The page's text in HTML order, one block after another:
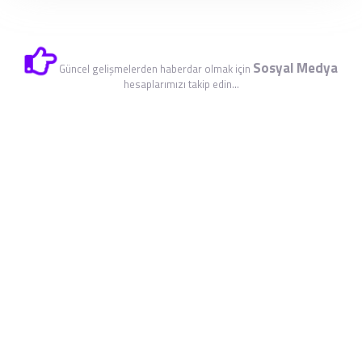
Güncel gelişmelerden haberdar olmak için Sosyal Medya
hesaplarımızı takip edin...